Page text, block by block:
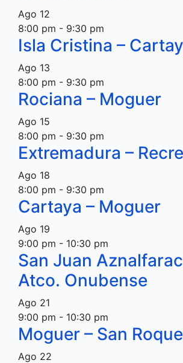
Ago 12
8:00 pm - 9:30 pm
Isla Cristina –
Ago 13
8:00 pm - 9:30 pm
Rociana – Moguer
Ago 15
8:00 pm - 9:30 pm
Extremadura –
Ago 18
8:00 pm - 9:30 pm
Cartaya – Moguer
Ago 19
9:00 pm - 10:30 pm
San Juan
Atco. Onubense
Ago 21
9:00 pm - 10:30 pm
Moguer – San Roque
Ago 22